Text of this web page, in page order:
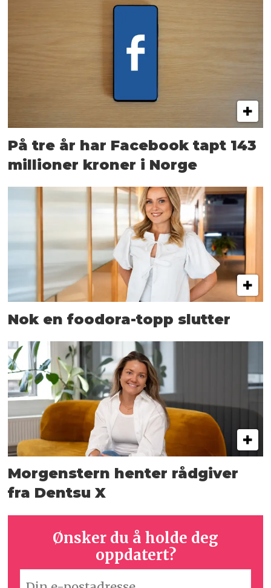
På tre år har Facebook tapt 143
millioner kroner i Norge
Nok en foodora-topp slutter
Morgenstern henter rådgiver
fra Dentsu X
Ønsker du å holde deg
oppdatert?